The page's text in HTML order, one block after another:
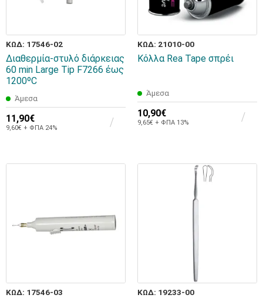
ΚΩΔ: 17546-02
Διαθερμία-στυλό διάρκειας
60 min Large Tip F7266 έως
1200ºC
Άμεσα
11,90€
9,60€ + ΦΠΑ 24%
ΚΩΔ: 21010-00
Κόλλα Rea Tape σπρέι
Άμεσα
10,90€
9,65€ + ΦΠΑ 13%
ΚΩΔ: 17546-03 ΚΩΔ: 19233-00